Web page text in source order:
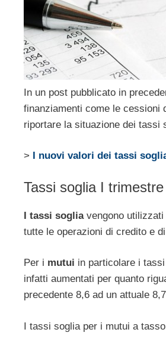
In un post pubblicato in
finanziamenti come le cessioni
riportare la situazione dei tassi
> I nuovi valori dei tassi
Tassi soglia I
I tassi soglia vengono
tutte le operazioni di credito e
Per i mutui in particolare i
infatti aumentati per quanto
precedente 8,6 ad un attuale
I tassi soglia per i mutui a